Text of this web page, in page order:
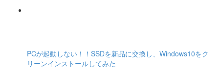
PCが起動しない！！SSDを新品に交換し、Windows10をク
リーンインストールしてみた